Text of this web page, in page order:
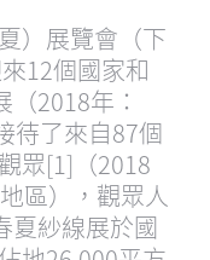
）展覽會（下
12個國家和
2018年：
待了來自87個
眾[1]（2018
區），觀眾人
夏紗線展於國